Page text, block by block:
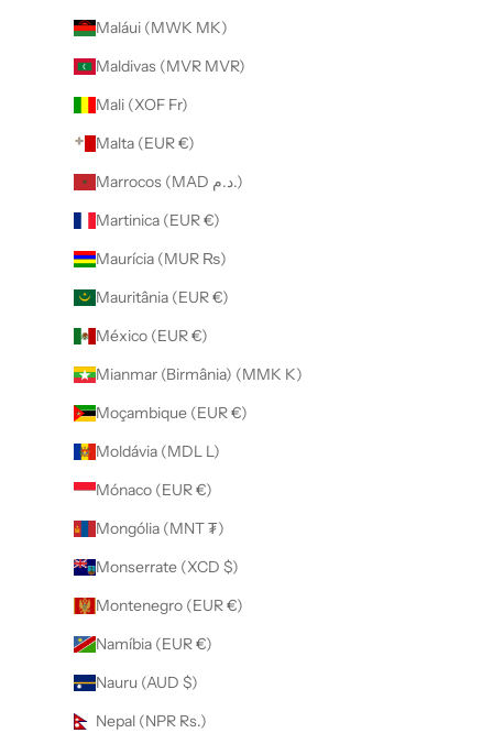
Maláui (MWK MK)
Maldivas (MVR MVR)
Mali (XOF Fr)
Malta (EUR €)
Marrocos (MAD د.م.)
Martinica (EUR €)
Maurícia (MUR ₨)
Mauritânia (EUR €)
México (EUR €)
Mianmar (Birmânia) (MMK K)
Moçambique (EUR €)
Moldávia (MDL L)
Mónaco (EUR €)
Mongólia (MNT ₮)
Monserrate (XCD $)
Montenegro (EUR €)
Namíbia (EUR €)
Nauru (AUD $)
Nepal (NPR Rs.)